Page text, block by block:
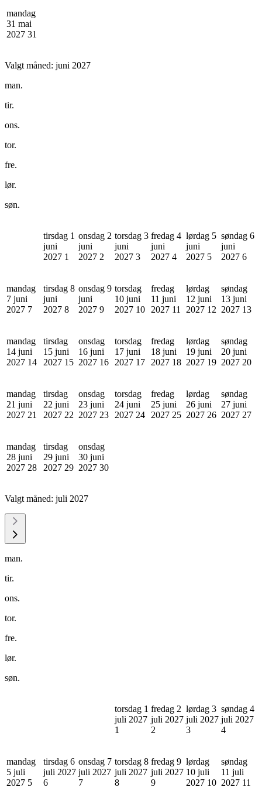
mandag
31 mai
2027 31
Valgt måned: juni 2027
man.
tir.
ons.
tor.
fre.
lør.
søn.
tirsdag 1
juni
2027 1
onsdag 2
juni
2027 2
torsdag 3
juni
2027 3
fredag 4
juni
2027 4
lørdag 5
juni
2027 5
søndag 6
juni
2027 6
mandag
7 juni
2027 7
tirsdag 8
juni
2027 8
onsdag 9
juni
2027 9
torsdag
10 juni
2027 10
fredag
11 juni
2027 11
lørdag
12 juni
2027 12
søndag
13 juni
2027 13
mandag
14 juni
2027 14
tirsdag
15 juni
2027 15
onsdag
16 juni
2027 16
torsdag
17 juni
2027 17
fredag
18 juni
2027 18
lørdag
19 juni
2027 19
søndag
20 juni
2027 20
mandag
21 juni
2027 21
tirsdag
22 juni
2027 22
onsdag
23 juni
2027 23
torsdag
24 juni
2027 24
fredag
25 juni
2027 25
lørdag
26 juni
2027 26
søndag
27 juni
2027 27
mandag
28 juni
2027 28
tirsdag
29 juni
2027 29
onsdag
30 juni
2027 30
Valgt måned: juli 2027
man.
tir.
ons.
tor.
fre.
lør.
søn.
torsdag 1
juli 2027
1
fredag 2
juli 2027
2
lørdag 3
juli 2027
3
søndag 4
juli 2027
4
mandag
5 juli
2027 5
tirsdag 6
juli 2027
6
onsdag 7
juli 2027
7
torsdag 8
juli 2027
8
fredag 9
juli 2027
9
lørdag
10 juli
2027 10
søndag
11 juli
2027 11